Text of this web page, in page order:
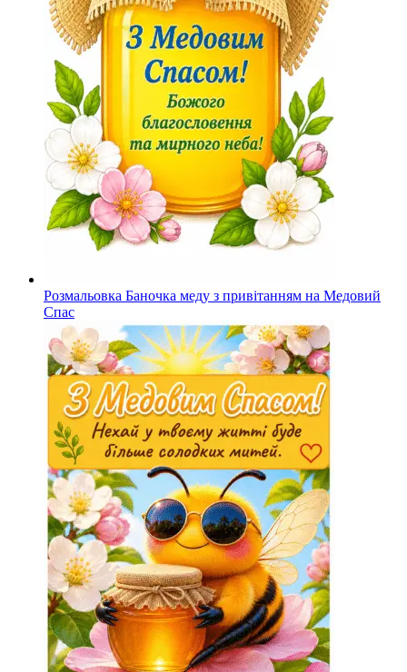
Розмальовка Баночка меду з привітанням на Медовий
Спас